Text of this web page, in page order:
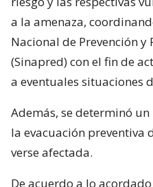
a la amenaza,
Nacional de Prevención y
(Sinapred) con el fin de
a eventuales situaciones
Además, se determinó
la evacuación preventiva
verse afectada.
De acuerdo a lo